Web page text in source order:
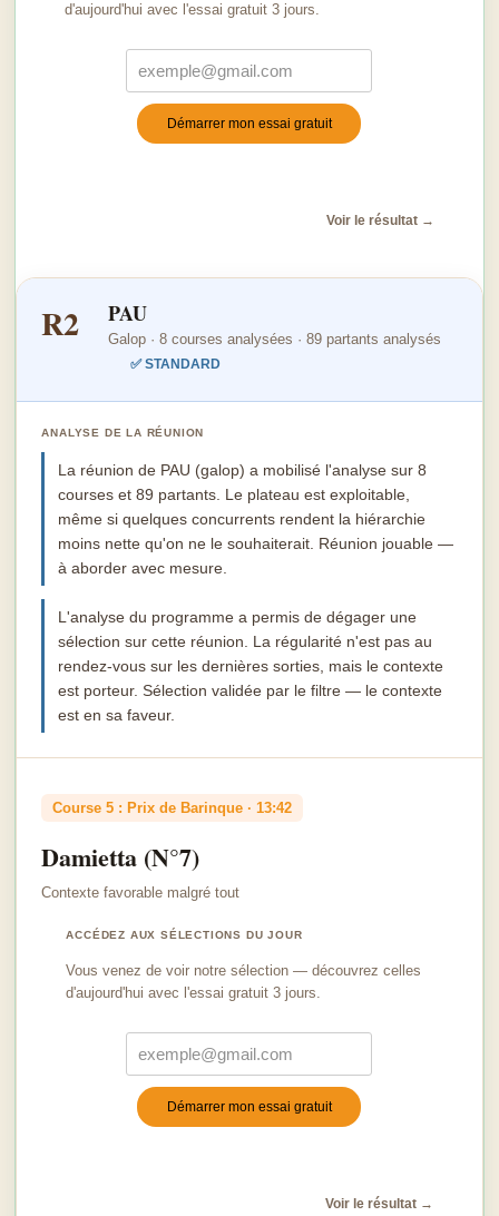
d'aujourd'hui avec l'essai gratuit 3 jours.
Démarrer mon essai gratuit
Voir le résultat →
R2 PAU
Galop · 8 courses analysées · 89 partants analysés
✅ STANDARD
ANALYSE DE LA RÉUNION
La réunion de PAU (galop) a mobilisé l'analyse sur 8
courses et 89 partants. Le plateau est exploitable,
même si quelques concurrents rendent la hiérarchie
moins nette qu'on ne le souhaiterait. Réunion jouable —
à aborder avec mesure.
L'analyse du programme a permis de dégager une
sélection sur cette réunion. La régularité n'est pas au
rendez-vous sur les dernières sorties, mais le contexte
est porteur. Sélection validée par le filtre — le contexte
est en sa faveur.
Course 5 : Prix de Barinque · 13:42
Damietta (N°7)
Contexte favorable malgré tout
ACCÉDEZ AUX SÉLECTIONS DU JOUR
Vous venez de voir notre sélection — découvrez celles
d'aujourd'hui avec l'essai gratuit 3 jours.
Démarrer mon essai gratuit
Voir le résultat →